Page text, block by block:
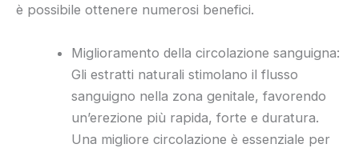
è possibile ottenere numerosi benefici.
Miglioramento della circolazione sanguigna:
Gli estratti naturali stimolano il flusso
sanguigno nella zona genitale, favorendo
un’erezione più rapida, forte e duratura.
Una migliore circolazione è essenziale per